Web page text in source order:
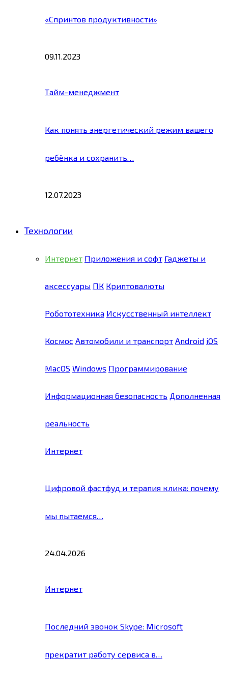
«Спринтов продуктивности»
09.11.2023
Тайм-менеджмент
Как понять энергетический режим вашего
ребёнка и сохранить…
12.07.2023
Технологии
Интернет Приложения и софт Гаджеты и
аксессуары ПК Криптовалюты
Робототехника Искусственный интеллект
Космос Автомобили и транспорт Android iOS
MacOS Windows Программирование
Информационная безопасность Дополненная
реальность
Интернет
Цифровой фастфуд и терапия клика: почему
мы пытаемся…
24.04.2026
Интернет
Последний звонок Skype: Microsoft
прекратит работу сервиса в…